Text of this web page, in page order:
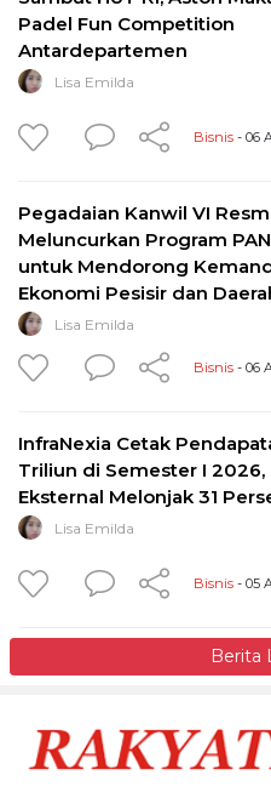
Padel Fun Competition
Antardepartemen
Lisa Emilda
Bisnis - 06
Pegadaian Kanwil VI
Meluncurkan Program
untuk Mendorong
Ekonomi Pesisir dan
Lisa Emilda
Bisnis - 06
InfraNexia Cetak
Triliun di Semester I 2026,
Eksternal Melonjak 31
Lisa Emilda
Bisnis - 05
Berita